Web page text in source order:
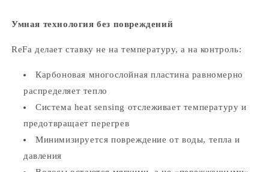
Умная технология без повреждений
ReFa делает ставку не на температуру, а на контроль:
Карбоновая многослойная пластина равномерно
распределяет тепло
Система heat sensing отслеживает температуру и
предотвращает перегрев
Минимизируется повреждение от воды, тепла и
давления